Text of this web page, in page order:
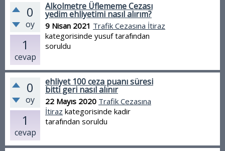
0
oy
1
cevap
Alkolmetre Üflememe Cezası
yedim ehliyetimi nasıl alırım?
9 Nisan 2021 Trafik Cezasına İtiraz
kategorisinde yusuf tarafından
soruldu
0
oy
1
cevap
ehliyet 100 ceza puanı süresi
bitti geri nasıl alınır
22 Mayıs 2020 Trafik Cezasına
İtiraz kategorisinde kadir
tarafından soruldu